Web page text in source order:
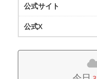
公式サイト
公式X